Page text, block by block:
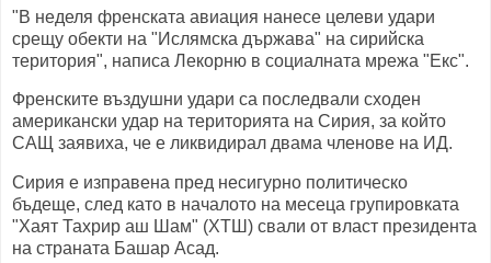
"В неделя френската авиация нанесе целеви удари
срещу обекти на "Ислямска държава" на сирийска
територия", написа Лекорню в социалната мрежа "Екс".
Френските въздушни удари са последвали сходен
американски удар на територията на Сирия, за който
САЩ заявиха, че е ликвидирал двама членове на ИД.
Сирия е изправена пред несигурно политическо
бъдеще, след като в началото на месеца групировката
"Хаят Тахрир аш Шам" (ХТШ) свали от власт президента
на страната Башар Асад.